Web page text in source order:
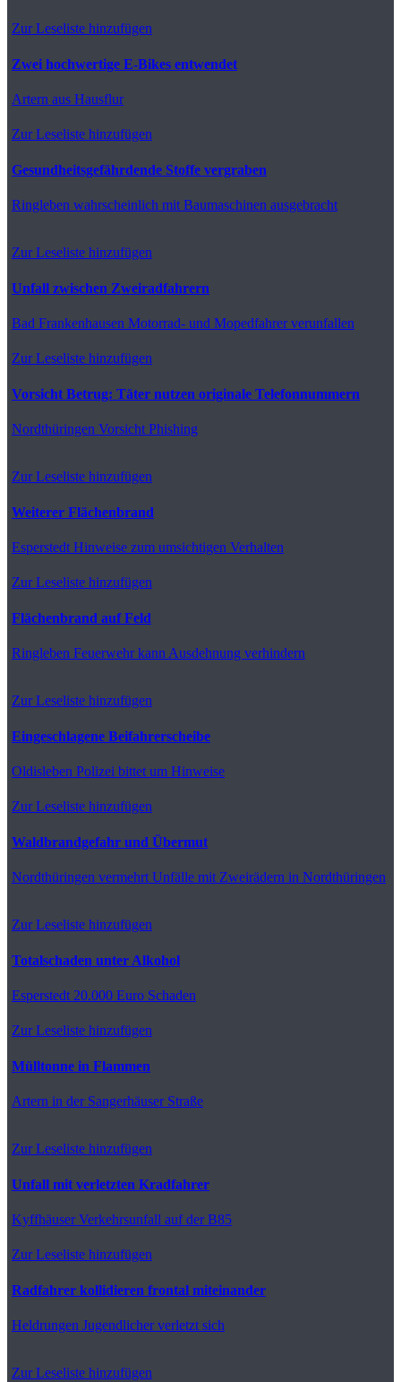
Zur Leseliste hinzufügen
Zwei hochwertige E-Bikes entwendet
Artern aus Hausflur
Zur Leseliste hinzufügen
Gesundheitsgefährdende Stoffe vergraben
Ringleben wahrscheinlich mit Baumaschinen ausgebracht
Zur Leseliste hinzufügen
Unfall zwischen Zweiradfahrern
Bad Frankenhausen Motorrad- und Mopedfahrer verunfallen
Zur Leseliste hinzufügen
Vorsicht Betrug: Täter nutzen originale Telefonnummern
Nordthüringen Vorsicht Phishing
Zur Leseliste hinzufügen
Weiterer Flächenbrand
Esperstedt Hinweise zum umsichtigen Verhalten
Zur Leseliste hinzufügen
Flächenbrand auf Feld
Ringleben Feuerwehr kann Ausdehnung verhindern
Zur Leseliste hinzufügen
Eingeschlagene Beifahrerscheibe
Oldisleben Polizei bittet um Hinweise
Zur Leseliste hinzufügen
Waldbrandgefahr und Übermut
Nordthüringen vermehrt Unfälle mit Zweirädern in Nordthüringen
Zur Leseliste hinzufügen
Totalschaden unter Alkohol
Esperstedt 20.000 Euro Schaden
Zur Leseliste hinzufügen
Mülltonne in Flammen
Artern in der Sangerhäuser Straße
Zur Leseliste hinzufügen
Unfall mit verletzten Kradfahrer
KyffhäuserVerkehrsunfall auf der B85
Zur Leseliste hinzufügen
Radfahrer kollidieren frontal miteinander
Heldrungen Jugendlicher verletzt sich
Zur Leseliste hinzufügen